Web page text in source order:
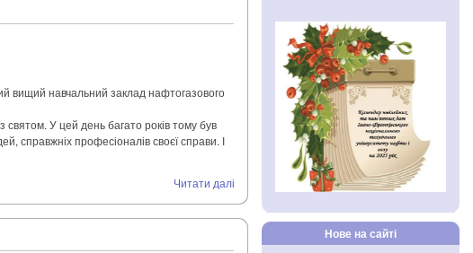
вищий навчальний заклад нафтогазового
святом. У цей день багато років тому був
справжніх професіоналів своєї справи. І
Читати далі
Нове на сайті